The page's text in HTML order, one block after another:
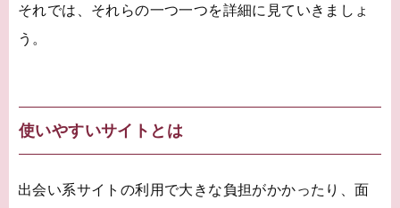
それでは、それらの一つ一つを詳細に見ていきましょ
う。
使いやすいサイトとは
出会い系サイトの利用で大きな負担がかかったり、面